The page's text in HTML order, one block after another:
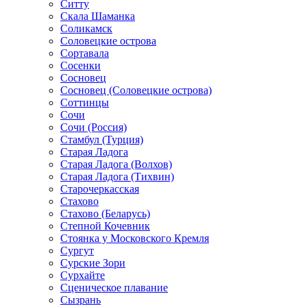
Ситту
Скала Шаманка
Соликамск
Соловецкие острова
Сортавала
Сосенки
Сосновец
Сосновец (Соловецкие острова)
Соттинцы
Сочи
Сочи (Россия)
Стамбул (Турция)
Старая Ладога
Старая Ладога (Волхов)
Старая Ладога (Тихвин)
Старочеркасская
Стахово
Стахово (Беларусь)
Степной Кочевник
Стоянка у Московского Кремля
Сургут
Сурские Зори
Сурхайте
Сценическое плавание
Сызрань